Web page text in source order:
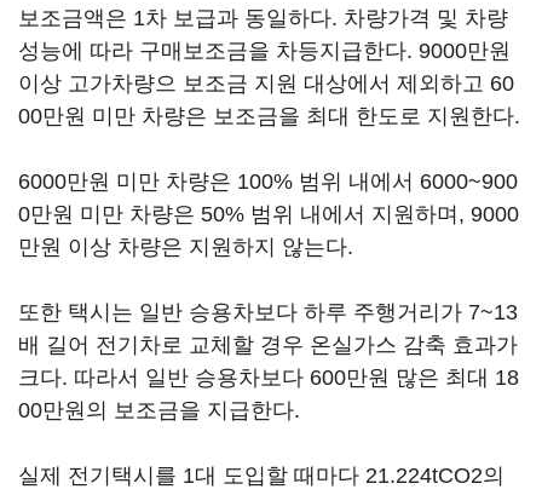
보조금액은 1차 보급과 동일하다. 차량가격 및 차량
성능에 따라 구매보조금을 차등지급한다. 9000만원
이상 고가차량으 보조금 지원 대상에서 제외하고 60
00만원 미만 차량은 보조금을 최대 한도로 지원한다.
6000만원 미만 차량은 100% 범위 내에서 6000~900
0만원 미만 차량은 50% 범위 내에서 지원하며, 9000
만원 이상 차량은 지원하지 않는다.
또한 택시는 일반 승용차보다 하루 주행거리가 7~13
배 길어 전기차로 교체할 경우 온실가스 감축 효과가
크다. 따라서 일반 승용차보다 600만원 많은 최대 18
00만원의 보조금을 지급한다.
실제 전기택시를 1대 도입할 때마다 21.224tCO2의